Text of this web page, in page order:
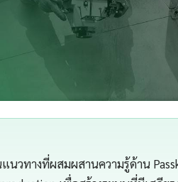
นวทางที่ผสมผสานความรู้ด้าน